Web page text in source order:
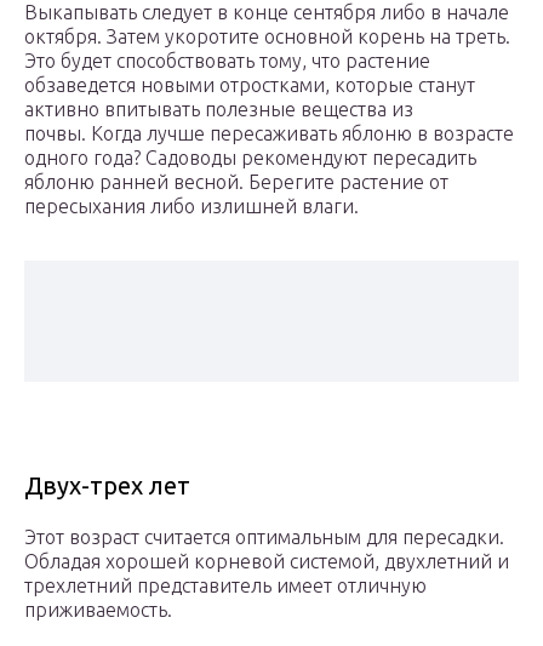
Выкапывать следует в конце сентября либо в начале
октября. Затем укоротите основной корень на треть.
Это будет способствовать тому, что растение
обзаведется новыми отростками, которые станут
активно впитывать полезные вещества из
почвы. Когда лучше пересаживать яблоню в возрасте
одного года? Садоводы рекомендуют пересадить
яблоню ранней весной. Берегите растение от
пересыхания либо излишней влаги.
Двух-трех лет
Этот возраст считается оптимальным для пересадки.
Обладая хорошей корневой системой, двухлетний и
трехлетний представитель имеет отличную
приживаемость.